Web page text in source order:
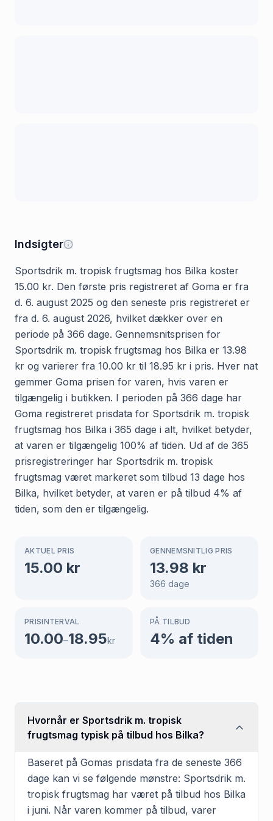
Indsigter
Sportsdrik m. tropisk frugtsmag hos Bilka koster
15.00 kr. Den første pris registreret af Goma er fra
d. 6. august 2025 og den seneste pris registreret er
fra d. 6. august 2026, hvilket dækker over en
periode på 366 dage. Gennemsnitsprisen for
Sportsdrik m. tropisk frugtsmag hos Bilka er 13.98
kr og varierer fra 10.00 kr til 18.95 kr i pris. Hver nat
gemmer Goma prisen for varen, hvis varen er
tilgængelig i butikken. I perioden på 366 dage har
Goma registreret prisdata for Sportsdrik m. tropisk
frugtsmag hos Bilka i 365 dage i alt, hvilket betyder,
at varen er tilgængelig 100% af tiden. Ud af de 365
prisregistreringer har Sportsdrik m. tropisk
frugtsmag været markeret som tilbud 13 dage hos
Bilka, hvilket betyder, at varen er på tilbud 4% af
tiden, som den er tilgængelig.
AKTUEL PRIS
15.00 kr
GENNEMSNITLIG PRIS
13.98 kr
366 dage
PRISINTERVAL
10.00–18.95kr
PÅ TILBUD
4% af tiden
Hvornår er Sportsdrik m. tropisk
frugtsmag typisk på tilbud hos Bilka?
Baseret på Gomas prisdata fra de seneste 366
dage kan vi se følgende mønstre: Sportsdrik m.
tropisk frugtsmag har været på tilbud hos Bilka
i juni. Når varen kommer på tilbud, varer